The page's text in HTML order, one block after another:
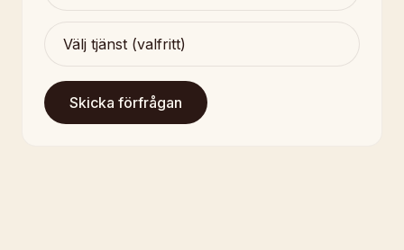
Skicka förfrågan